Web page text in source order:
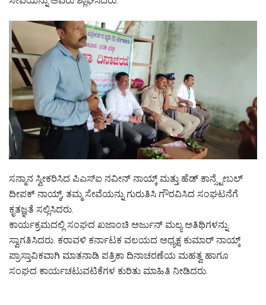
ಸನ್ಮಾನ ಸ್ವೀಕರಿಸಿದ ಪಿಎಸ್ಐ ನವೀನ್ ನಾಯ್ಕ್ ಮತ್ತು ಹೆಡ್ ಕಾನ್ಸ್ಟೇಬಲ್
ದೀಪಕ್ ನಾಯ್ಕ್, ತಮ್ಮ ಸೇವೆಯನ್ನು ಗುರುತಿಸಿ ಗೌರವಿಸಿದ ಸಂಘಟನೆಗೆ
ಕೃತಜ್ಞತೆ ಸಲ್ಲಿಸಿದರು.
ಕಾರ್ಯಕ್ರಮದಲ್ಲಿ ಸಂಘದ ಖಜಾಂಚಿ ಅರ್ಜುನ್ ಮಲ್ಯ ಅತಿಥಿಗಳನ್ನು
ಸ್ವಾಗತಿಸಿದರು. ಕರಾವಳಿ ಕರ್ನಾಟಕ ವಲಯದ ಅಧ್ಯಕ್ಷ ಕುಮಾರ್ ನಾಯ್ಕ್
ಪ್ರಾಸ್ತಾವಿಕವಾಗಿ ಮಾತನಾಡಿ ಪತ್ರಿಕಾ ದಿನಾಚರಣೆಯ ಮಹತ್ವ ಹಾಗೂ
ಸಂಘದ ಕಾರ್ಯಚಟುವಟಿಕೆಗಳ ಕುರಿತು ಮಾಹಿತಿ ನೀಡಿದರು.